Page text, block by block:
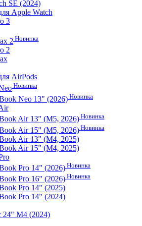
SE (2024)
Apple Watch
3
2 Новинка
2
AirPods
Новинка
Neo 13" (2026) Новинка
Air 13" (M5, 2026) Новинка
Air 15" (M5, 2026) Новинка
Air 13" (M4, 2025)
Air 15" (M4, 2025)
Pro 14" (2026) Новинка
Pro 16" (2026) Новинка
Pro 14" (2025)
Pro 14" (2024)
24" M4 (2024)